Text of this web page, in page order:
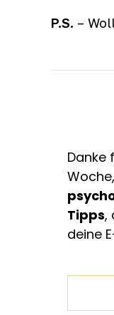
P.S. –
Danke
Tipps,
deine